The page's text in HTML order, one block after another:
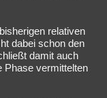
relativen
dabei schon den
damit auch
Phase vermittelten